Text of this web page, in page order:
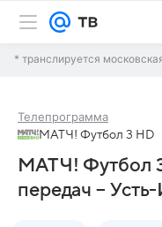
* транслируется
Телепрограмма
МАТЧ! Футбол 3 HD
МАТЧ! Футбол
передач –